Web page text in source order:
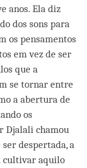
anos. Ela diz
dos sons para
os pensamentos
em vez de ser
que a
se tornar entre
a abertura de
os
Djalali chamou
despertada, a
cultivar aquilo